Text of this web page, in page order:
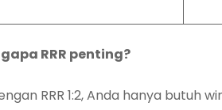
RRR penting?
RRR 1:2, Anda hanya butuh